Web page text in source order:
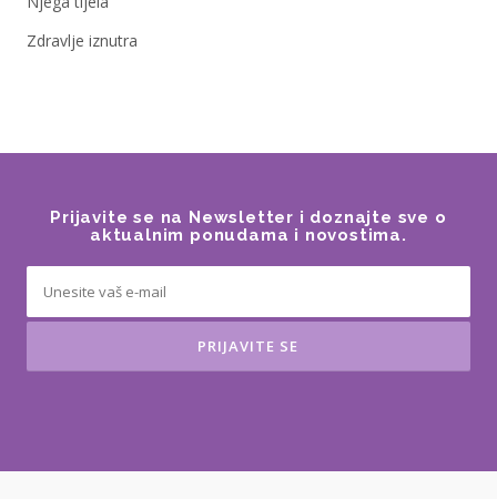
Zdravlje iznutra
Prijavite se na Newsletter i doznajte sve o
aktualnim ponudama i novostima.